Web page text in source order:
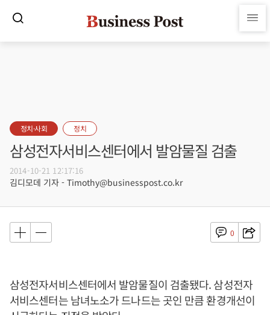
정치·사회 정치
삼성전자서비스센터에서 발암물질 검출
2014-10-21 12:17:16
김디모데 기자 - Timothy@businesspost.co.kr
0
삼성전자서비스센터에서 발암물질이 검출됐다. 삼성전자
서비스센터는 남녀노소가 드나드는 곳인 만큼 환경개선이